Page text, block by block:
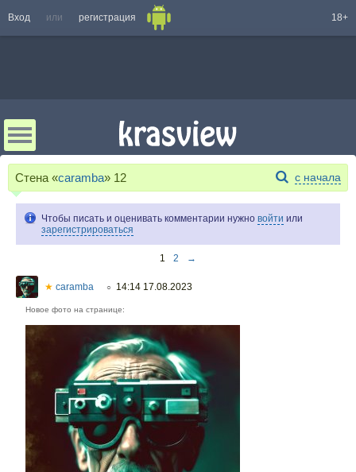
Вход или регистрация 18+
Стена «caramba» 12 с начала
Чтобы писать и оценивать комментарии нужно войти или
зарегистрироваться
1 2 →
★ caramba ○ 14:14 17.08.2023
Новое фото на странице: